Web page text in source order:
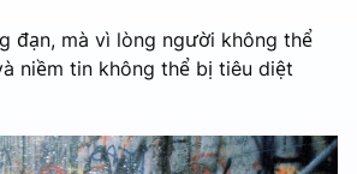
đạn, mà vì lòng người không thể
niềm tin không thể bị tiêu diệt